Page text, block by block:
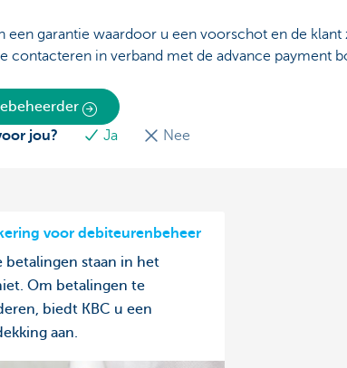
een garantie waardoor u een voorschot en de
contacteren in verband met de advance payment
jou?
Ja Nee
voor debiteurenbeheer
betalingen staan in het
Om betalingen te
biedt KBC u een
aan.